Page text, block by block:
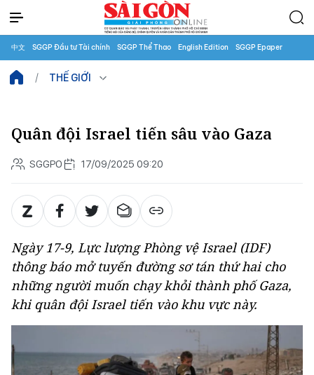
中文 SGGP Đầu tư Tài chính SGGP Thể Thao English Edition SGGP Epaper
THẾ GIỚI
Quân đội Israel tiến sâu vào Gaza
SGGPO 17/09/2025 09:20
Ngày 17-9, Lực lượng Phòng vệ Israel (IDF)
thông báo mở tuyến đường sơ tán thứ hai cho
những người muốn chạy khỏi thành phố Gaza,
khi quân đội Israel tiến vào khu vực này.